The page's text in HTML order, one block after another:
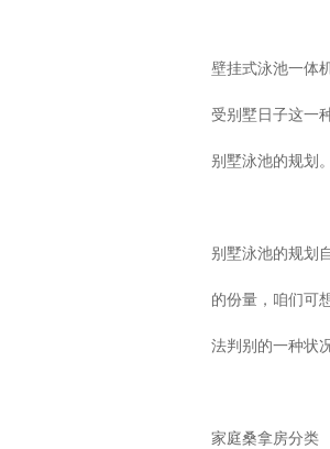
壁挂式泳池一体
受别墅日子这一
别墅泳池的规划。
别墅泳池的规划
的份量，咱们可
法判别的一种状
家庭桑拿房分类